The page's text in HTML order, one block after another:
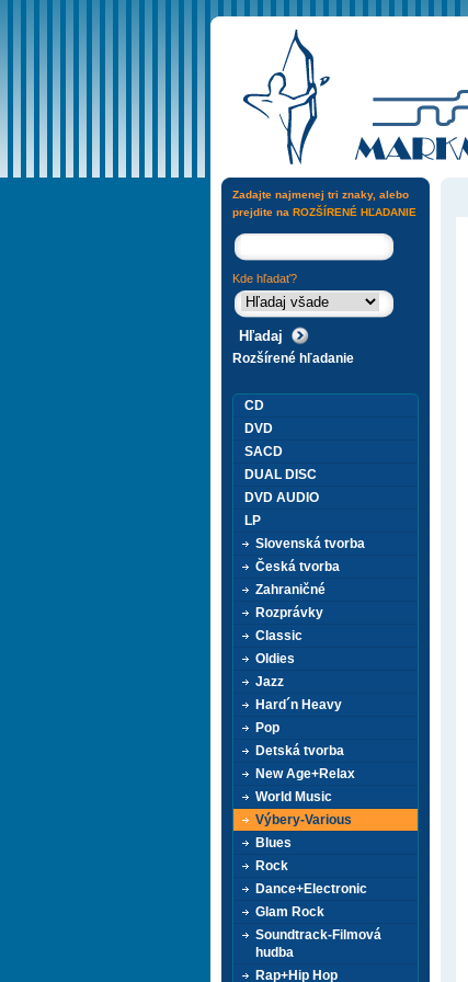
Zadajte najmenej tri znaky, alebo
prejdite na ROZŠÍRENÉ HĽADANIE
Kde hľadať?
Rozšírené hľadanie
CD
DVD
SACD
DUAL DISC
DVD AUDIO
LP
Slovenská tvorba
Česká tvorba
Zahraničné
Rozprávky
Classic
Oldies
Jazz
Hard´n Heavy
Pop
Detská tvorba
New Age+Relax
World Music
Výbery-Various
Blues
Rock
Dance+Electronic
Glam Rock
Soundtrack-Filmová
hudba
Rap+Hip Hop